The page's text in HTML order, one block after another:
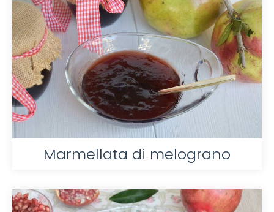
Marmellata di melograno